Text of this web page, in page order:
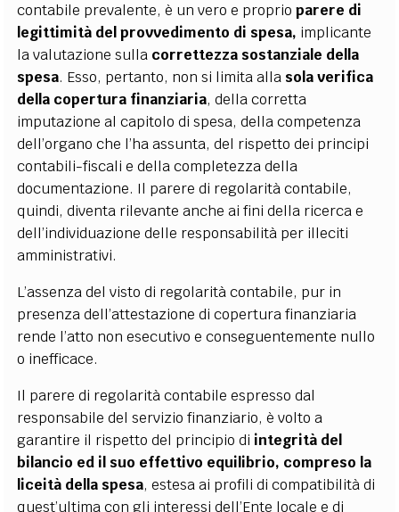
contabile prevalente, è un vero e proprioparere di
legittimità del provvedimento di spesa, implicante
la valutazione sulla correttezza sostanziale della
spesa. Esso, pertanto, non si limita alla sola verifica
della copertura finanziaria, della corretta
imputazione al capitolo di spesa, della competenza
dell’organo che l’ha assunta, del rispetto dei principi
contabili-fiscali e della completezza della
documentazione. Il parere di regolarità contabile,
quindi, diventa rilevante anche ai fini della ricerca e
dell’individuazione delle responsabilità per illeciti
amministrativi.
L’assenza del visto di regolarità contabile, pur in
presenza dell’attestazione di copertura finanziaria
rende l’atto non esecutivo e conseguentemente nullo
o inefficace.
Il parere di regolarità contabile espresso dal
responsabile del servizio finanziario, è volto a
garantire il rispetto del principio di integrità del
bilancio ed il suo effettivo equilibrio, compreso la
liceità della spesa, estesa ai profili di compatibilità di
quest’ultima con gli interessi dell’Ente locale e di